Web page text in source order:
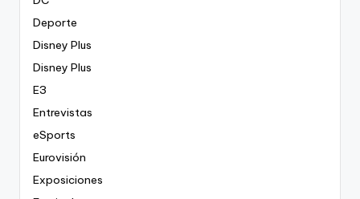
Deporte
Disney Plus
Disney Plus
E3
Entrevistas
eSports
Eurovisión
Exposiciones